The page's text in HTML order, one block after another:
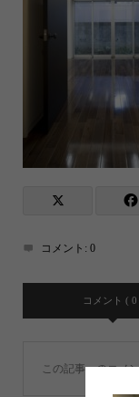
コメント: 0
コメント ( 0
この記事へのコメ